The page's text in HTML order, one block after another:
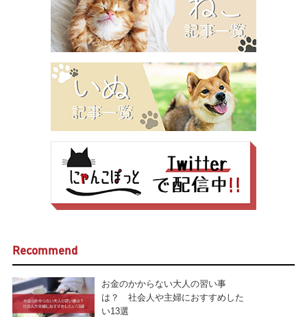
Recommend
お金のかからない大人の習い事
は？ 社会人や主婦におすすめした
い13選